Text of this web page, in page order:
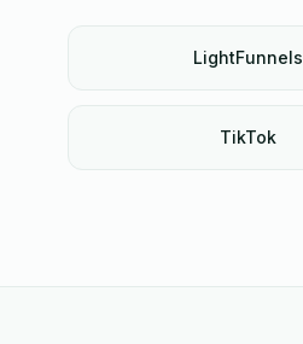
LightFunnels
TikTok